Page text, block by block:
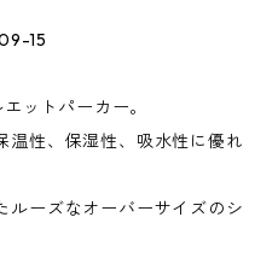
15
ットパーカー。
温性、保湿性、吸水性に優れ
ルーズなオーバーサイズのシ